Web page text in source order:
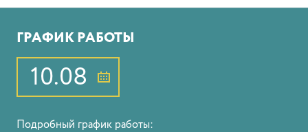
ГРАФИК РАБОТЫ
10.08
Подробный график работы: